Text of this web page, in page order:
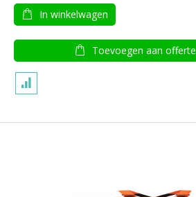
In winkelwagen
Toevoegen aan offerte